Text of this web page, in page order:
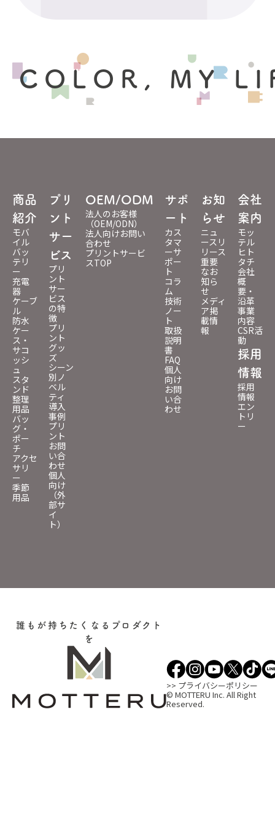
COLOR, MY
商品
紹介
モバ
イル
バッ
テリ
ー
充電
器
ケーブ
ル
防水
ケー
ス・
サコ
ッシ
ュ
スタ
ンド
整理
用品
バッ
グ・
ポー
チ
アクセ
サリ
ー
季節
用品
プリ
ント
サー
ビス
プリ
ント
サー
ビス
の特
徴
プリ
ント
グッ
ズ
シーン
別ノ
ベル
ティ
導入
事例
プリ
ント
お問
い合
わせ
個人
向け
（外
部サ
イ
ト）
OEM/ODM
法人のお客様
（OEM/ODN）
法人向けお問い
合わせ
プリントサービ
スTOP
サポ
ート
カス
タマ
ーサ
ポー
ト
コラ
ム
技術
ノー
ト
取扱
説明
書
FAQ
個人
向け
お問
い合
わせ
お知
らせ
ニュ
ースリ
リース
重要
なお
知ら
せ
メディ
ア掲
載情
報
会社
案内
モッ
テル
ヒト
タチ
会社
概
要・
沿革
事業
内容
CSR活
動
採用
情報
採用
情報
エン
トリ
ー
誰もが持ちたくなるプロダクト
を
>> プライバシーポリシー
© MOTTERU Inc. All Right
Reserved.